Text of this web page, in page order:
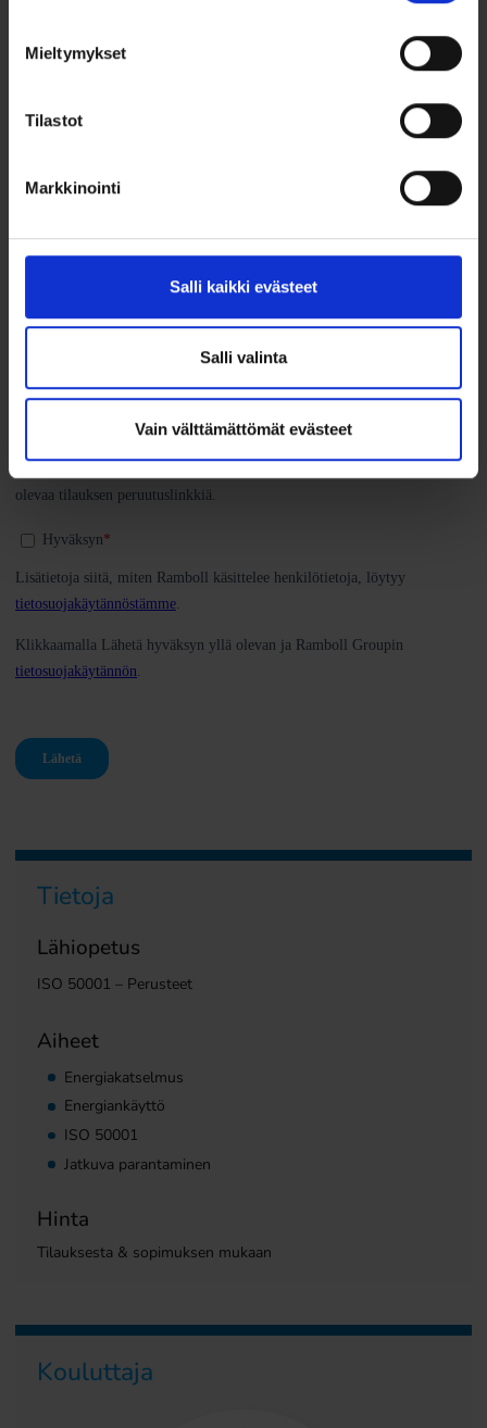
Mieltymykset
Tilastot
Markkinointi
Salli kaikki evästeet
Salli valinta
Vain välttämättömät evästeet
Tietoja
Lähiopetus
ISO 50001 – Perusteet
Aiheet
Energiakatselmus
Energiankäyttö
ISO 50001
Jatkuva parantaminen
Hinta
Tilauksesta & sopimuksen mukaan
Kouluttaja